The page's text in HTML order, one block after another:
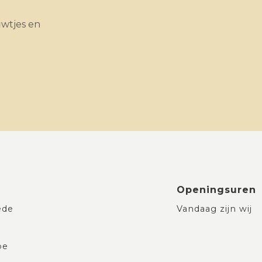
en
Openingsuren
Vandaag zijn wij